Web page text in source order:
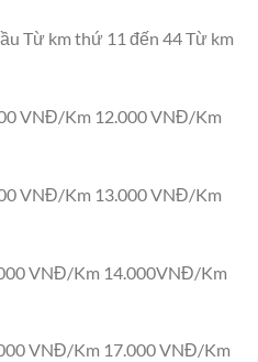
Từ km thứ 11 đến 44 Từ km
VNĐ/Km 12.000 VNĐ/Km
VNĐ/Km 13.000 VNĐ/Km
VNĐ/Km 14.000VNĐ/Km
VNĐ/Km 17.000 VNĐ/Km